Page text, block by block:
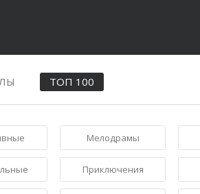
ТОП 100
Мелодрамы
Приключения